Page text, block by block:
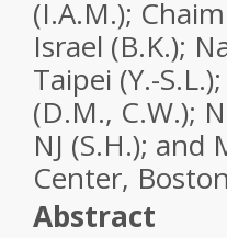
(I.A.M.);
Israel (B.K.);
Taipei (Y.-
(D.M., C.W.);
NJ (S.H.);
Center,
Abstract